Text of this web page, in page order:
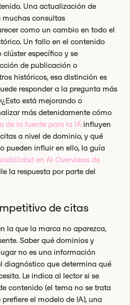
Una actualización de
muchas consultas
como un cambio en todo el
Un fallo en el contenido
específico y se
de publicación o
históricos, esa distinción es
responder a la pregunta más
está mejorando o
más detenidamente cómo
de la fuente para la IA influyen
a nivel de dominio, y qué
pueden influir en ello, la guía
en AI Overviews de
la respuesta por parte del
de citas
la que la marca no aparezca,
Saber qué dominios y
no es una información
diagnóstico que determina qué
Le indica al lector si se
contenido (el tema no se trata
el modelo de IA), una